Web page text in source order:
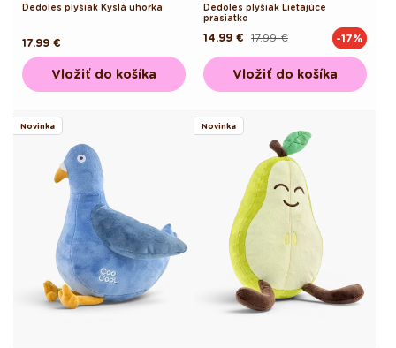
Dedoles plyšiak Kyslá uhorka
Pôvodná
cena
17.99 €
Vložiť do košíka
Dedoles plyšiak Lietajúce
prasiatko
Pôvodná17.99 €
Akciová
14.99 € -17%
Vložiť do košíka
Novinka Novinka